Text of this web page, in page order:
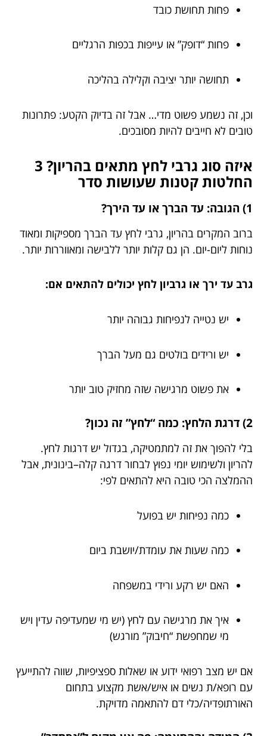
פחות תחושת כובד
פחות “דופק” או עייפות בכפות הרגליים
תחושה יותר יציבה וקלילה בהליכה
וכן, זה נשמע פשוט מדי… אבל זה בדיוק הקטע: פתרונות
טובים לא חייבים להיות מסובכים.
איזה סוג גרבי לחץ מתאים בהריון? 3
החלטות קטנות שעושות סדר
1) הגובה: עד הברך או עד הירך?
ברוב המקרים בהריון, גרבי לחץ עד הברך מספיקות ומאוד
נוחות ליום-יום. הן גם קלות יותר ללבישה ומאווררות יותר.
גרב עד ירך או גרביון לחץ יכולים להתאים אם:
יש נטייה לנפיחות גבוהה יותר
יש ורידים בולטים גם מעל הברך
את פשוט מרגישה שזה מחזיק טוב יותר
2) דרגת הלחץ: כמה “לחץ” זה נכון?
בלי להפוך את זה למתמטיקה, בגדול יש דרגות לחץ.
להריון ולשימוש יומי נפוץ לבחור דרגה קלה–בינונית, אבל
ההמלצה הכי טובה היא להתאים לפי:
כמה נפיחות יש בפועל
כמה שעות את עומדת/יושבת ביום
האם יש רקע ורידי במשפחה
איך את מרגישה עם לחץ (יש מי שמעדיפה עדין ויש
מי שמחפשת “חיבוק” מורגש)
אם יש מצב רפואי ידוע או שאלות ספציפיות, שווה להתייעץ
עם רופא/ת נשים או איש/אשת מקצוע בתחום
האורתופדיה/כלי דם להתאמה מדויקת.